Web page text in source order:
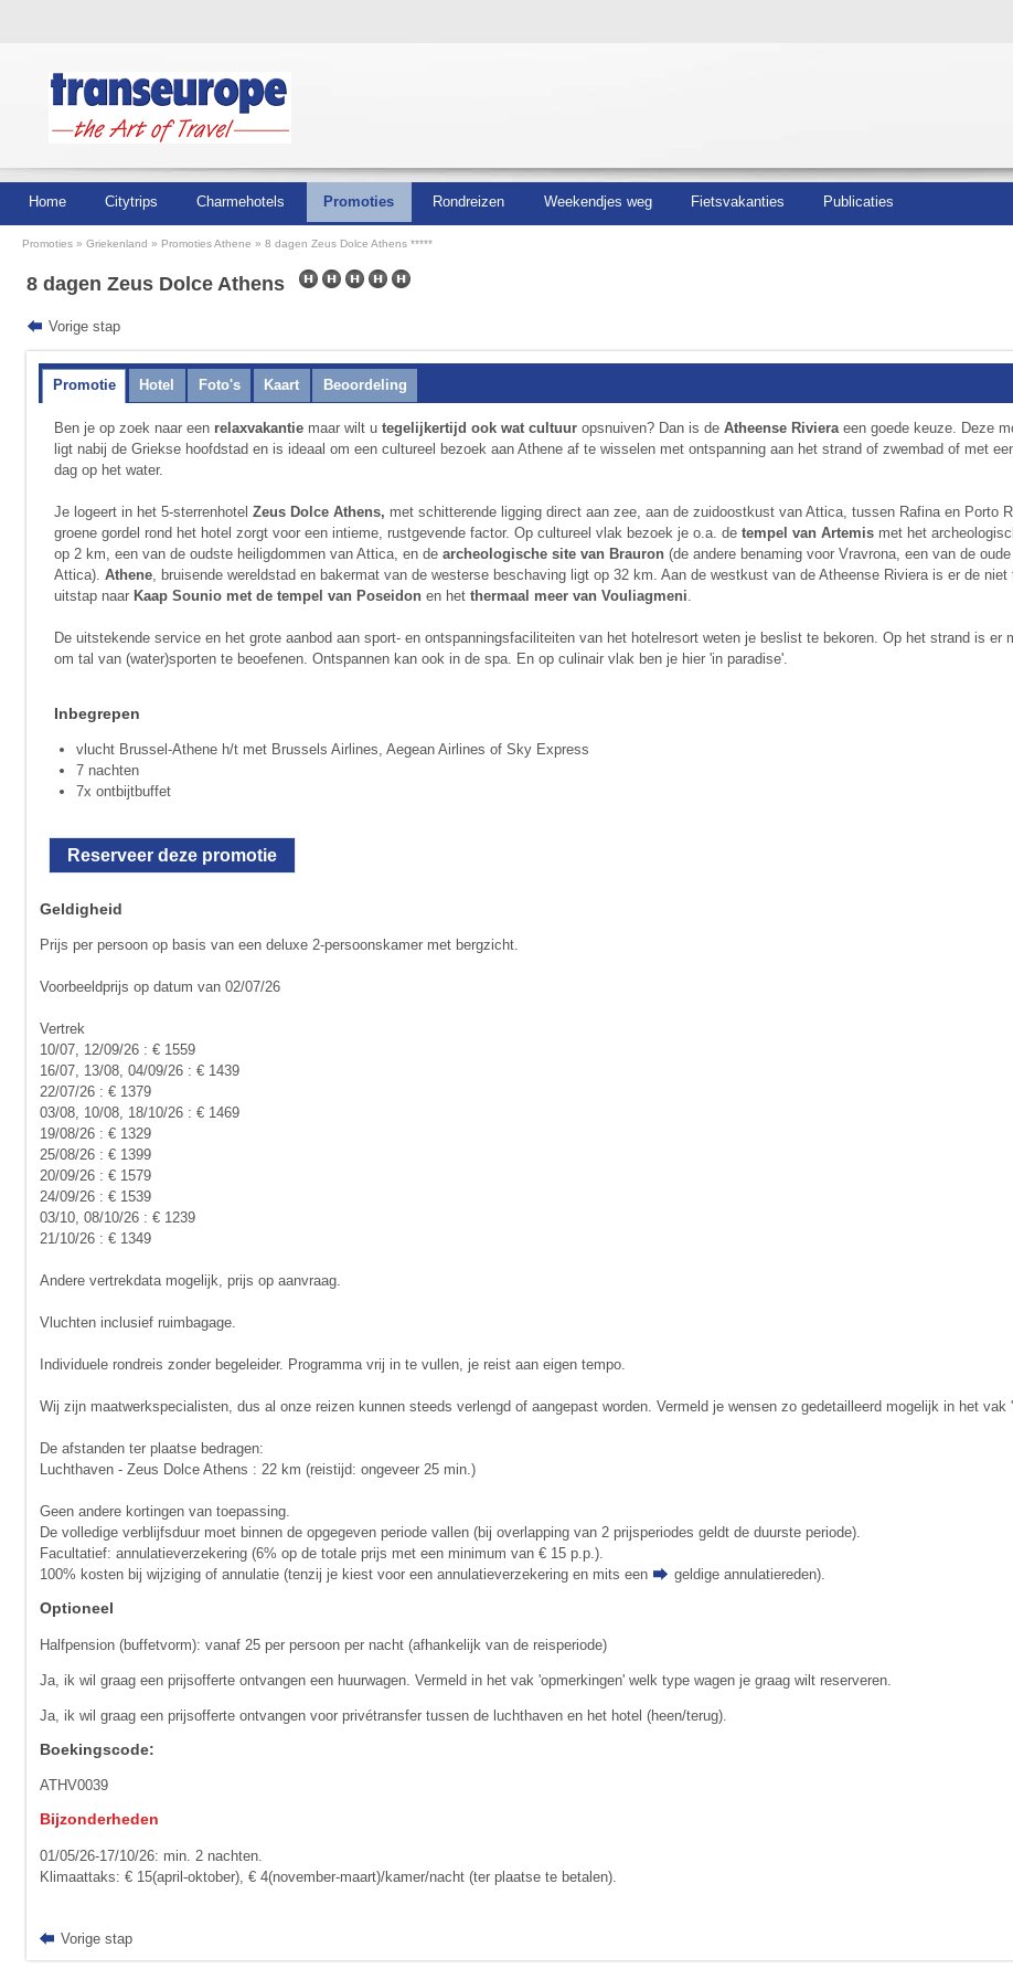
Home Citytrips Charmehotels Promoties Rondreizen Weekendjes weg Fietsvakanties Publicaties
Promoties Griekenland Promoties Athene 8 dagen Zeus Dolce Athens *****
8 dagen Zeus Dolce Athens
Vorige stap
Promotie Hotel Foto's Kaart Beoordeling
Ben je op zoek naar een relaxvakantie maar wilt utegelijkertijd ook wat cultuur opsnuiven? Dan is deAtheense Riviera een goede keuze. Deze
ligt nabij de Griekse hoofdstad en is ideaal om een cultureel bezoek aan Athene af te wisselen met ontspanning aan het strand of zwembad of met
dag op het water.
Je logeert in het 5-sterrenhotelZeus Dolce Athens, met schitterende ligging direct aan zee, aan de zuidoostkust van Attica, tussen Rafina en Porto
groene gordel rond het hotel zorgt voor een intieme, rustgevende factor. Op cultureel vlak bezoek je o.a. detempel van Artemis met het
op 2 km, een van de oudste heiligdommen van Attica, en dearcheologische site van Brauron (de andere benaming voor Vravrona, een van de
Attica).Athene , bruisende wereldstad en bakermat van de westerse beschaving ligt op 32 km. Aan de westkust van de Atheense Riviera is er de
uitstap naar Kaap Sounio met de tempel van Poseidon en hetthermaal meer van Vouliagmeni
De uitstekende service en het grote aanbod aan sport- en ontspanningsfaciliteiten van het hotelresort weten je beslist te bekoren. Op het strand is er
om tal van (water)sporten te beoefenen. Ontspannen kan ook in de spa. En op culinair vlak ben je hier 'in paradise'.
Inbegrepen
vlucht Brussel-Athene h/t met Brussels Airlines, Aegean Airlines of Sky Express
7 nachten
7x ontbijtbuffet
Reserveer deze promotie
Geldigheid
Prijs per persoon op basis van een deluxe 2-persoonskamer met bergzicht.
Voorbeeldprijs op datum van 02/07/26
Vertrek
10/07, 12/09/26 : € 1559
16/07, 13/08, 04/09/26 : € 1439
22/07/26 : € 1379
03/08, 10/08, 18/10/26 : € 1469
19/08/26 : € 1329
25/08/26 : € 1399
20/09/26 : € 1579
24/09/26 : € 1539
03/10, 08/10/26 : € 1239
21/10/26 : € 1349
Andere vertrekdata mogelijk, prijs op aanvraag.
Vluchten inclusief ruimbagage.
Individuele rondreis zonder begeleider. Programma vrij in te vullen, je reist aan eigen tempo.
Wij zijn maatwerkspecialisten, dus al onze reizen kunnen steeds verlengd of aangepast worden. Vermeld je wensen zo gedetailleerd mogelijk in het vak
De afstanden ter plaatse bedragen:
Luchthaven - Zeus Dolce Athens : 22 km (reistijd: ongeveer 25 min.)
Geen andere kortingen van toepassing.
De volledige verblijfsduur moet binnen de opgegeven periode vallen (bij overlapping van 2 prijsperiodes geldt de duurste periode).
Facultatief: annulatieverzekering (6% op de totale prijs met een minimum van € 15 p.p.).
100% kosten bij wijziging of annulatie (tenzij je kiest voor een annulatieverzekering en mits een
geldige annulatiereden).
Optioneel
Halfpension (buffetvorm): vanaf 25 per persoon per nacht (afhankelijk van de reisperiode)
Ja, ik wil graag een prijsofferte ontvangen een huurwagen. Vermeld in het vak 'opmerkingen' welk type wagen je graag wilt reserveren.
Ja, ik wil graag een prijsofferte ontvangen voor privétransfer tussen de luchthaven en het hotel (heen/terug).
Boekingscode:
ATHV0039
Bijzonderheden
01/05/26-17/10/26: min. 2 nachten.
Klimaattaks: € 15(april-oktober), € 4(november-maart)/kamer/nacht (ter plaatse te betalen).
Vorige stap